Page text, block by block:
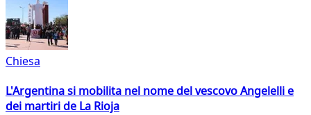
Chiesa
L'Argentina si mobilita nel nome del vescovo Angelelli e
dei martiri de La Rioja